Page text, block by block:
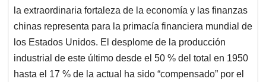
la extraordinaria fortaleza de la economía y las finanzas
chinas representa para la primacía financiera mundial de
los Estados Unidos. El desplome de la producción
industrial de este último desde el 50 % del total en 1950
hasta el 17 % de la actual ha sido “compensado” por el